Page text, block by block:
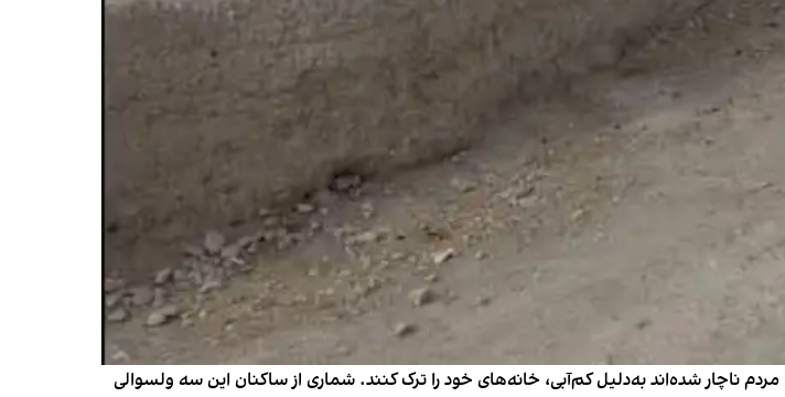
ناچار شده‌اند به‌دلیل کم‌آبی، خانه‌های خود را ترک کنند. شماری از ساکنان این سه ولسوالی